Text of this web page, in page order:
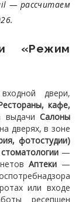
— рассчитаем
«Режим
двери,
кафе,
Салоны
дверях, в зоне
фотостудии)
—
Аптеки—
или входе
ресепшен